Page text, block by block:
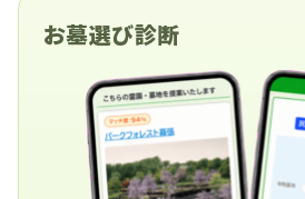
お墓選び診断